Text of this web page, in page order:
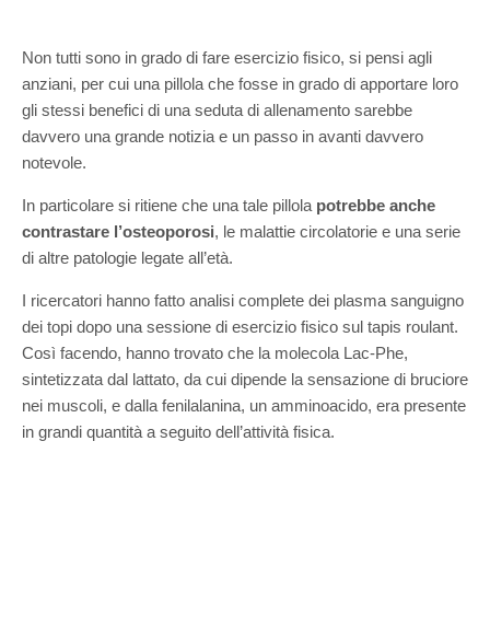
Non tutti sono in grado di fare esercizio fisico, si pensi agli
anziani, per cui una pillola che fosse in grado di apportare loro
gli stessi benefici di una seduta di allenamento sarebbe
davvero una grande notizia e un passo in avanti davvero
notevole.
In particolare si ritiene che una tale pillola potrebbe anche
contrastare l’osteoporosi, le malattie circolatorie e una serie
di altre patologie legate all’età.
I ricercatori hanno fatto analisi complete dei plasma sanguigno
dei topi dopo una sessione di esercizio fisico sul tapis roulant.
Così facendo, hanno trovato che la molecola Lac-Phe,
sintetizzata dal lattato, da cui dipende la sensazione di bruciore
nei muscoli, e dalla fenilalanina, un amminoacido, era presente
in grandi quantità a seguito dell’attività fisica.